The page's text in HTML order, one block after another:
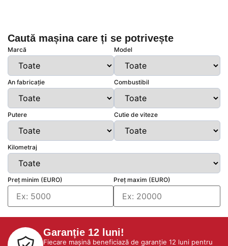
Caută mașina care ți se potrivește
Marcă Model
An fabricație Combustibil
Putere Cutie de viteze
Kilometraj
Preț minim (EURO) Preț maxim (EURO)
Garanție 12 luni!
Fiecare mașină beneficiază de garanție 12 luni pentru